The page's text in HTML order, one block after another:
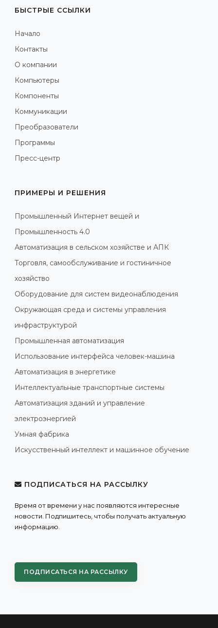
БЫСТРЫЕ ССЫЛКИ
Начало
Контакты
О компании
Компьютеры
Компоненты
Коммуникации
Преобразователи
Программы
Пресс-центр
ПРИМЕРЫ И РЕШЕНИЯ
Промышленный Интернет вещей и
Промышленность 4.0
Автоматизация в сельском хозяйстве и АПК
Торговля, самообслуживание и гостиничное
хозяйство
Оборудование для систем видеонаблюдения
Окружающая среда и системы управления
инфраструктурой
Промышленная автоматизация
Использование интерфейса человек-машина
Автоматизация в энергетике
Интеллектуальные транспортные системы
Автоматизация зданий и управление
электроэнергией
Умная фабрика
Искусственный интеллект и машинное обучение
ПОДПИСАТЬСЯ НА РАССЫЛКУ
Время от времени у нас появляются интересные
новости. Подпишитесь, чтобы получать актуальную
информацию.
ПОДПИСАТЬСЯ НА РАССЫЛКУ